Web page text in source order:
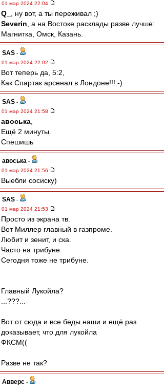
01 мар 2024 22:04
Q_
, ну вот, а ты переживал ;)
Severin , а на Востоке расклады разве лучше:
Магнитка, Омск, Казань.
SAS -
01 мар 2024 22:02
Вот теперь да, 5:2,
Как Спартак арсенал в Лондоне!!!:-)
SAS -
01 мар 2024 21:58
авоська
Ещё 2 минуты.
Спешишь
авоська -
01 мар 2024 21:56
Выебли сосиску)
SAS -
01 мар 2024 21:53
Просто из экрана тв.
Вот Миллер главный в газпроме.
Любит и зенит, и ска.
Часто на трибуне.
Сегодня тоже не трибуне.
Главный Лукойла?
...???...
Вот от сюда и все беды наши и ещё раз
доказывает, что для лукойла
ФКСМ((
Разве не так?
Авверс -